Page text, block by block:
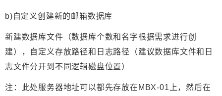
b)自定义创建新的邮箱数据库
新建数据库文件（数据库个数和名字根据需求进行创
建），自定义存放路径和日志路径（建议数据库文件和日
志文件分开到不同逻辑磁盘位置）
注：此处服务器地址可以都先存放在MBX-01上，然后在